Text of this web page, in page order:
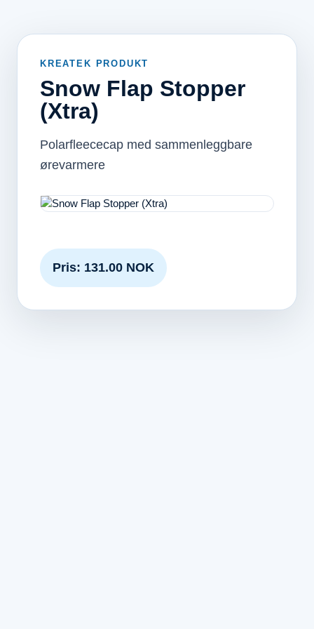
KREATEK PRODUKT
Snow Flap Stopper
(Xtra)
Polarfleececap med sammenleggbare
ørevarmere
Pris: 131.00 NOK